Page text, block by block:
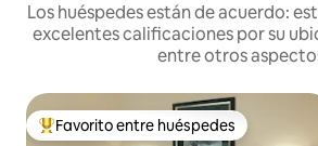
Los huéspedes están de acuerdo:
excelentes calificaciones por su
entre otros
Favorito entre los huéspedes más
Favorito entre huéspedes